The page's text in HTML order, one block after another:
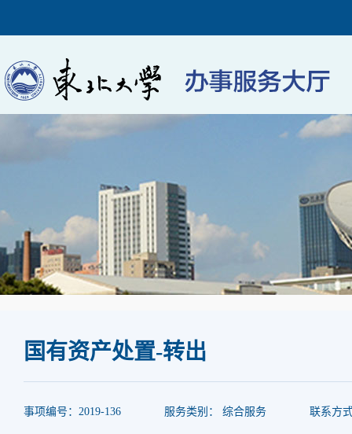
国有资产处置-转出
事项编号：2019-136 服务类别： 综合服务 联系方